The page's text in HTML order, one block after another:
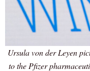
Ursula von der Leyen
to the Pfizer